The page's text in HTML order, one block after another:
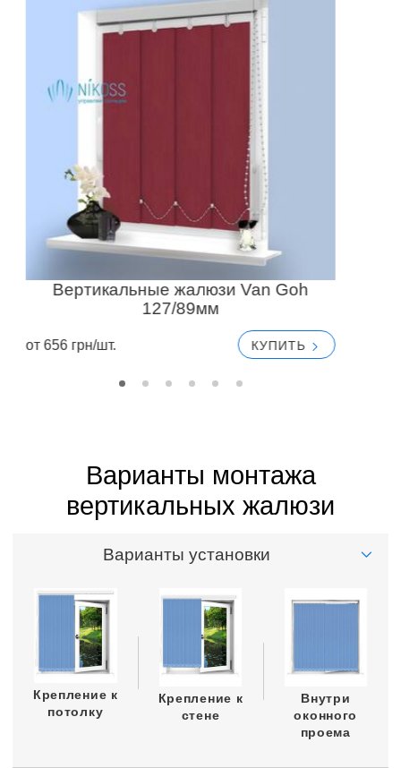
Вертикальные жалюзи Van Goh
127/89мм
от 656 грн/шт. КУПИТЬ
Варианты монтажа
вертикальных жалюзи
Варианты установки
Крепление к
потолку
Крепление к
стене
Внутри
оконного
проема